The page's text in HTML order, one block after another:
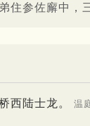
住参佐廨中，
西陆士龙。 温